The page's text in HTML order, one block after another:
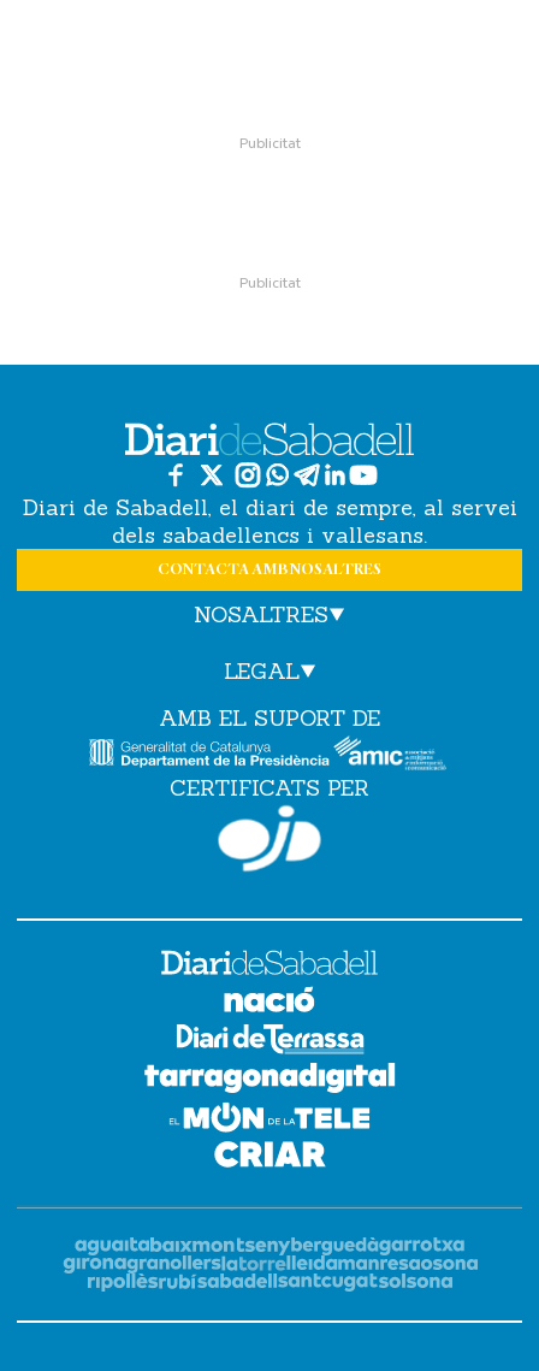
Diari de Sabadell, el diari de sempre, al servei
dels sabadellencs i vallesans.
CONTACTA AMB NOSALTRES
NOSALTRES
LEGAL
AMB EL SUPORT DE
CERTIFICATS PER